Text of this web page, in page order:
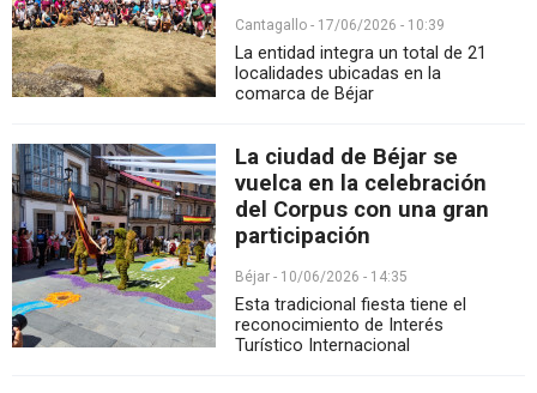
Cantagallo - 17/06/2026 - 10:39
La entidad integra un total de 21
localidades ubicadas en la
comarca de Béjar
La ciudad de Béjar se
vuelca en la celebración
del Corpus con una gran
participación
Béjar - 10/06/2026 - 14:35
Esta tradicional fiesta tiene el
reconocimiento de Interés
Turístico Internacional